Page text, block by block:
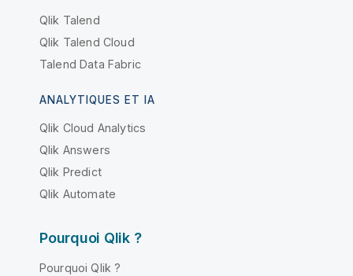
Qlik Talend
Qlik Talend Cloud
Talend Data Fabric
ANALYTIQUES ET IA
Qlik Cloud Analytics
Qlik Answers
Qlik Predict
Qlik Automate
Pourquoi Qlik ?
Pourquoi Qlik ?